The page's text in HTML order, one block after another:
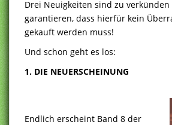
Drei Neuigkeiten sind zu
garantieren, dass hierfür kein
gekauft werden muss!
Und schon geht es los:
1. DIE NEUERSCHEINUNG
Endlich erscheint Band 8 der